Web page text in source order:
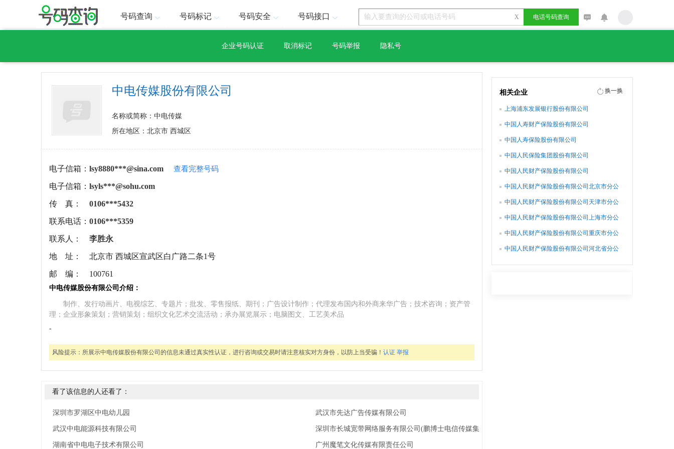
号码查询 号码标记 号码安全 号码接口 X 电话号码查询
企业号码认证 取消标记 号码举报 隐私号
中电传媒股份有限公司
名称或简称：中电传媒
所在地区：北京市 西城区
电子信箱： lsy8880***@sina.com 查看完整号码
电子信箱： lsyls***@sohu.com
传 真： 0106***5432
联系电话： 0106***5359
联系人： 李胜永
地 址： 北京市 西城区宣武区白广路二条1号
邮 编： 100761
中电传媒股份有限公司介绍：
制作、发行动画片、电视综艺、专题片；批发、零售报纸、期刊；广告设计制作；代理发布国内和外商来华广告；技术咨询；资产管
理；企业形象策划；营销策划；组织文化艺术交流活动；承办展览展示；电脑图文、工艺美术品
-
风险提示： 所展示中电传媒股份有限公司的信息未通过真实性认证，进行咨询或交易时请注意核实对方身份，以防上当受骗！ 认证 举报
看了该信息的人还看了：
深圳市罗湖区中电幼儿园
武汉中电能源科技有限公司
湖南省中电电子技术有限公司
武汉市先达广告传媒有限公司
深圳市长城宽带网络服务有限公司(鹏博士电信传媒集团)
广州魔笔文化传媒有限责任公司
相关企业 换一换
上海浦东发展银行股份有限公司
中国人寿财产保险股份有限公司
中国人寿保险股份有限公司
中国人民保险集团股份有限公司
中国人民财产保险股份有限公司
中国人民财产保险股份有限公司北京市分公
中国人民财产保险股份有限公司天津市分公
中国人民财产保险股份有限公司上海市分公
中国人民财产保险股份有限公司重庆市分公
中国人民财产保险股份有限公司河北省分公